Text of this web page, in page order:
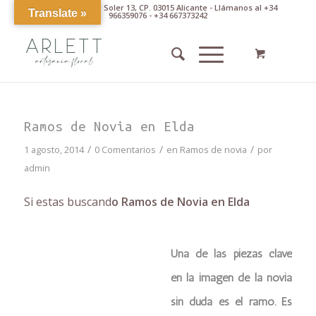
Av. Pintor Xavier Soler 13, CP. 03015 Alicante - Llámanos al +34
966359076 - +34 667373242
Ramos de Novia en Elda
1 agosto, 2014 / 0 Comentarios / en Ramos de novia / por
admin
Si estas buscando Ramos de Novia en Elda
Una de las piezas clave
en la imagen de la novia
sin duda es el ramo. Es
Translate »